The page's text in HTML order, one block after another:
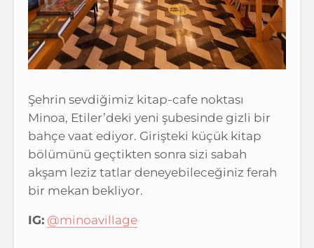
Şehrin sevdiğimiz kitap-cafe noktası
Minoa, Etiler’deki yeni şubesinde gizli bir
bahçe vaat ediyor. Girişteki küçük kitap
bölümünü geçtikten sonra sizi sabah
akşam leziz tatlar deneyebileceğiniz ferah
bir mekan bekliyor.
IG: @minoavillage